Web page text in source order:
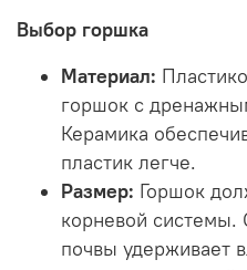
Выбор горшка
Материал:
горшок с
Керамика
пластик легче.
Размер: Горшок
корневой
почвы удерживает